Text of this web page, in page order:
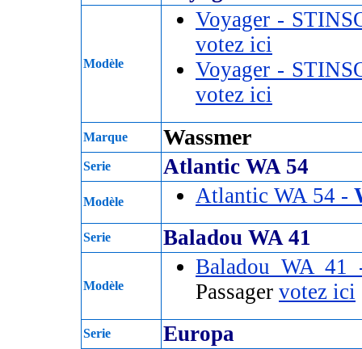
Modèle
Voyager -
votez ici
Voyager -
votez ici
Marque Wassmer
Serie Atlantic WA 54
Modèle Atlantic WA 54 -
Serie Baladou WA 41
Modèle
Baladou WA
Passager votez ici
Serie Europa